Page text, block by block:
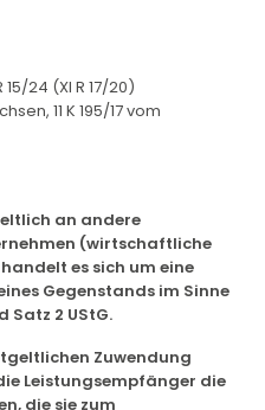
24 (XI R 17/20)
11 K 195/17 vom
an andere
(wirtschaftliche
es sich um eine
Gegenstands im Sinne
Satz 2 UStG.
Zuwendung
Leistungsempfänger die
die sie zum